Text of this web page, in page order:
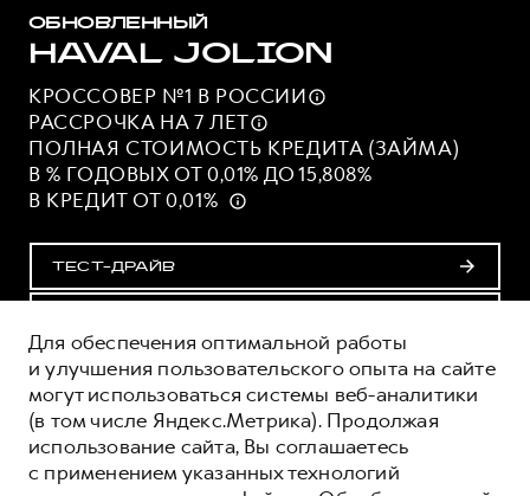
ОБНОВЛЕННЫЙ
HAVAL JOLION
КРОССОВЕР №1 В РОССИИ
РАССРОЧКА НА 7 ЛЕТ
ПОЛНАЯ СТОИМОСТЬ КРЕДИТА (ЗАЙМА)
В % ГОДОВЫХ ОТ 0,01% ДО 15,808%
В КРЕДИТ ОТ 0,01%
ТЕСТ-ДРАЙВ
ОЦЕНИВАЙТЕ СВОИ ФИНАНСОВЫЕ
ВОЗМОЖНОСТИ И РИСКИ
ИЗУЧИТЕ ВСЕ УСЛОВИЯ КРЕДИТА (ЗАЙМА) НА
САЙТЕ:
Для обеспечения оптимальной работы
и улучшения пользовательского опыта на сайте
могут использоваться системы веб-аналитики
(в том числе Яндекс.Метрика). Продолжая
использование сайта, Вы соглашаетесь
с применением указанных технологий